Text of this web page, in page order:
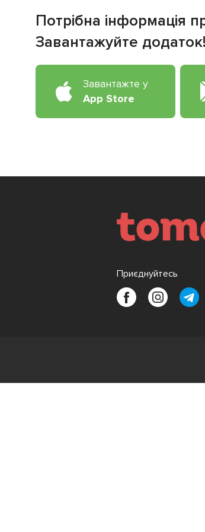
Потрібна інформація
Завантажуйте додаток!
Завантажте у
App Store
Приєднуйтесь